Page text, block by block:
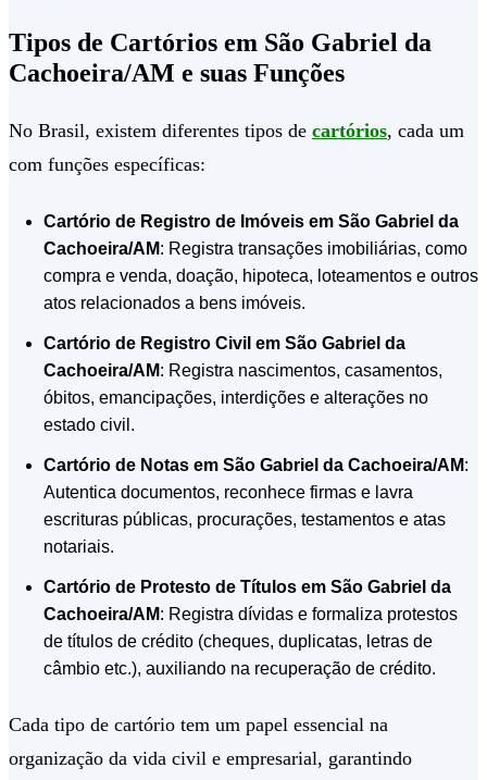
Tipos de Cartórios em São Gabriel da
Cachoeira/AM e suas Funções
No Brasil, existem diferentes tipos de cartórios, cada um
com funções específicas:
Cartório de Registro de Imóveis em São Gabriel da
Cachoeira/AM: Registra transações imobiliárias, como
compra e venda, doação, hipoteca, loteamentos e outros
atos relacionados a bens imóveis.
Cartório de Registro Civil em São Gabriel da
Cachoeira/AM: Registra nascimentos, casamentos,
óbitos, emancipações, interdições e alterações no
estado civil.
Cartório de Notas em São Gabriel da Cachoeira/AM:
Autentica documentos, reconhece firmas e lavra
escrituras públicas, procurações, testamentos e atas
notariais.
Cartório de Protesto de Títulos em São Gabriel da
Cachoeira/AM: Registra dívidas e formaliza protestos
de títulos de crédito (cheques, duplicatas, letras de
câmbio etc.), auxiliando na recuperação de crédito.
Cada tipo de cartório tem um papel essencial na
organização da vida civil e empresarial, garantindo